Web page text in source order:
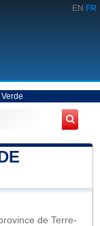
EN FR
de Terre-